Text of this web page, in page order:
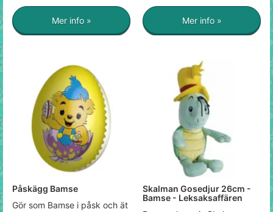
Mer info » Mer info »
Påskägg Bamse
Gör som Bamse i påsk och ät
Skalman Gosedjur 26cm -
Bamse - Leksaksaffären